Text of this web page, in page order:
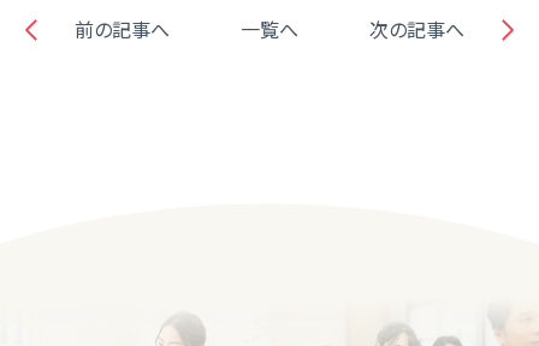
前の記事へ 一覧へ 次の記事へ